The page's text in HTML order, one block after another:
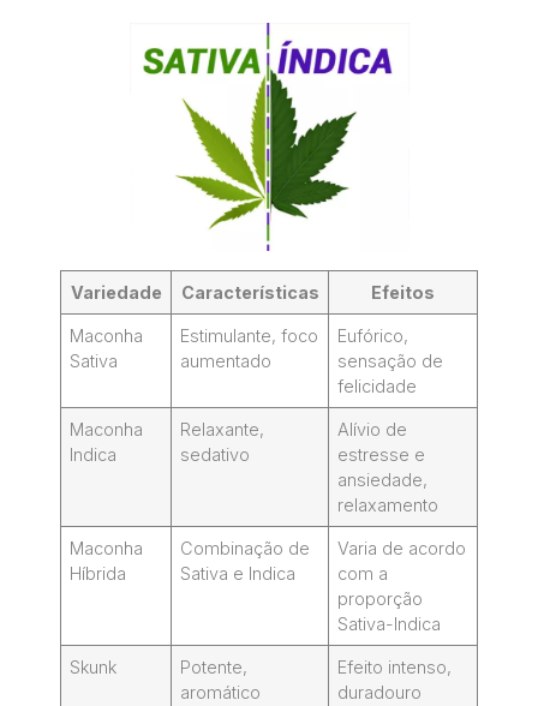
Variedade Características Efeitos
Maconha
Sativa
Estimulante, foco
aumentado
Eufórico,
sensação de
felicidade
Maconha
Indica
Relaxante,
sedativo
Alívio de
estresse e
ansiedade,
relaxamento
Maconha
Híbrida
Combinação de
Sativa e Indica
Varia de acordo
com a
proporção
Sativa-Indica
Skunk
Potente,
aromático
Efeito intenso,
duradouro